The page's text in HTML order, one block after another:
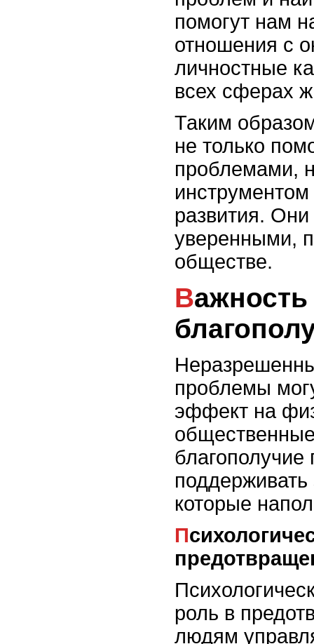
помогут нам
отношения с
личностные
всех сферах
Таким
не только
проблемами,
развития.
уверенными,
обществе.
Важность психического
проблемы
эффект на
которые
Психологические консультации и
роль в
людям